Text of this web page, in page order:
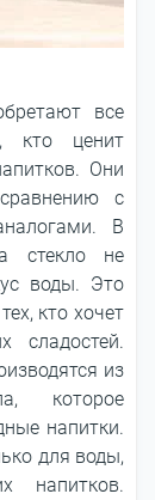
все
кто ценит
Они
с
В
стекло не
воды. Это
кто хочет
сладостей.
из
которое
напитки.
для воды,
напитков.